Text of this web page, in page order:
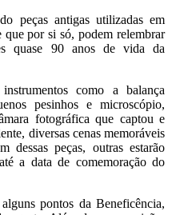
peças antigas utilizadas em
por si só, podem relembrar
quase 90 anos de vida da
como a balança
pesinhos e microscópio,
fotográfica que captou e
diversas cenas memoráveis
dessas peças, outras estarão
a data de comemoração do
pontos da Beneficência,